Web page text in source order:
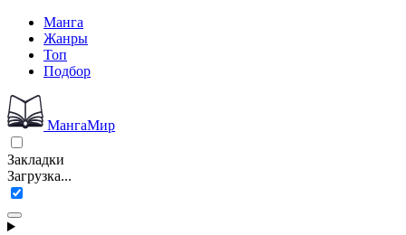
Манга
Жанры
Топ
Подбор
МангаМир
Закладки
Загрузка...